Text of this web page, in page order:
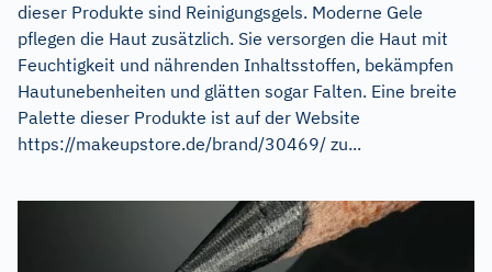
dieser Produkte sind Reinigungsgels. Moderne Gele
pflegen die Haut zusätzlich. Sie versorgen die Haut mit
Feuchtigkeit und nährenden Inhaltsstoffen, bekämpfen
Hautunebenheiten und glätten sogar Falten. Eine breite
Palette dieser Produkte ist auf der Website
https://makeupstore.de/brand/30469/ zu...